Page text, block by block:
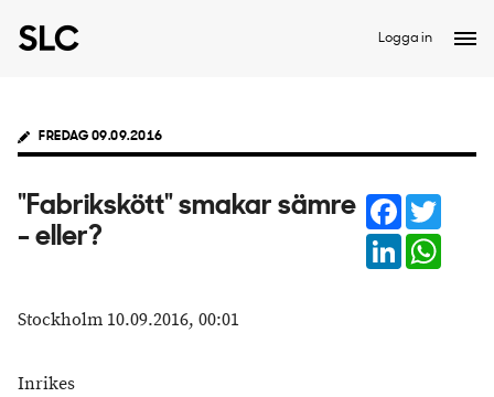
Logga in
FREDAG 09.09.2016
"Fabrikskött" smakar sämre
- eller?
Facebook
LinkedIn
Stockholm 10.09.2016, 00:01
Inrikes